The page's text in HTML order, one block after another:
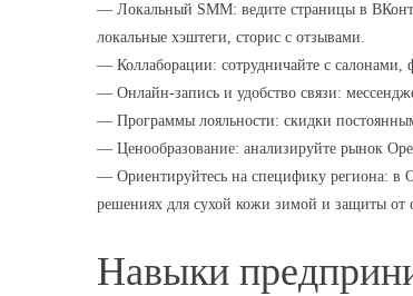
— Локальный SMM: ведите страницы в
локальные хэштеги, сторис с отзывами.
— Коллаборации: сотрудничайте с салонами,
— Онлайн-запись и удобство связи:
— Программы лояльности: скидки
— Ценообразование: анализируйте рынок
— Ориентируйтесь на специфику региона: в
решениях для сухой кожи зимой и защиты от
Навыки